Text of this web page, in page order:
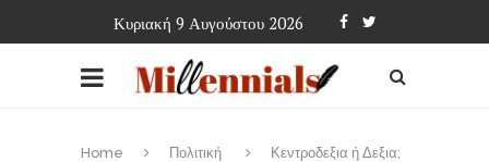
Κυριακή 9 Αυγούστου 2026
Home Πολιτική Κεντροδεξια ή Δεξια;